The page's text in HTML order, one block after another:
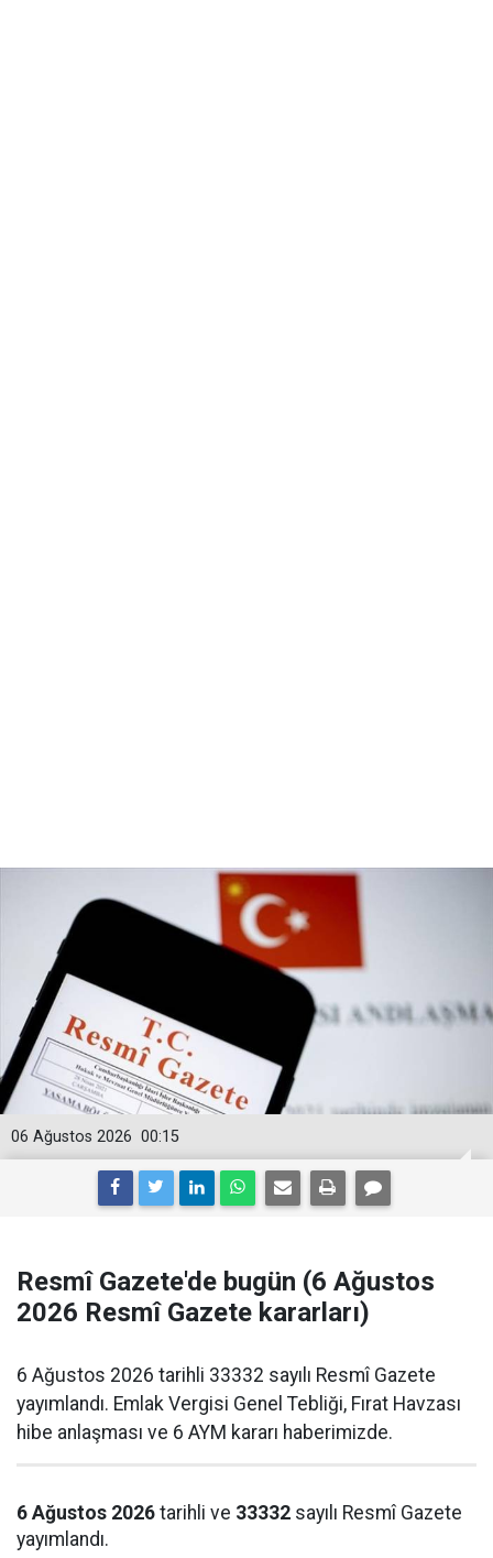
00:15
06 Ağustos 2026
Resmî Gazete'de bugün (6 Ağustos
2026 Resmî Gazete kararları)
6 Ağustos 2026 tarihli 33332 sayılı Resmî Gazete
yayımlandı. Emlak Vergisi Genel Tebliği, Fırat Havzası
hibe anlaşması ve 6 AYM kararı haberimizde.
6 Ağustos 2026 tarihli ve 33332 sayılı Resmî Gazete
yayımlandı.